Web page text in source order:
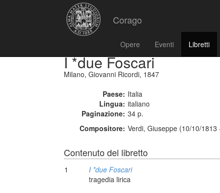
Corago
Opere Eventi Libretti
I *due Foscari
Milano, Giovanni Ricordi, 1847
Paese: Italia
Lingua: italiano
Paginazione: 34 p.
Compositore: Verdi, Giuseppe (10/10/
Contenuto del libretto
1
I *due Foscari
tragedia lirica